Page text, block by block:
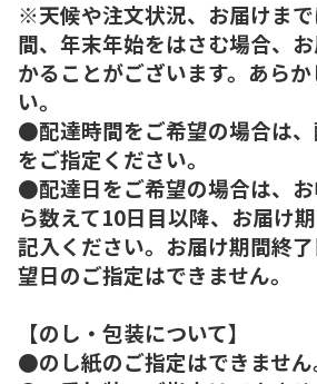
※天候や注文状況、お届けま
間、年末年始をはさむ場合、
かることがございます。あら
い。
●配達時間をご希望の場合は
をご指定ください。
●配達日をご希望の場合は、
ら数えて10日目以降、お届け
記入ください。お届け期間終
望日のご指定はできません。
【のし・包装について】
●のし紙のご指定はできません